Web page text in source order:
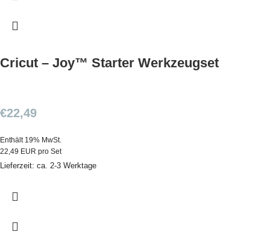
Cricut – Joy™ Starter Werkzeugset
€22,49
Enthält 19% MwSt.
22,49 EUR pro Set
Lieferzeit: ca. 2-3 Werktage